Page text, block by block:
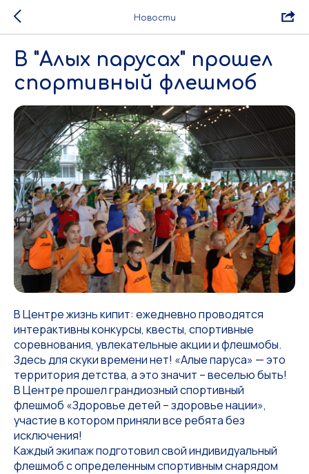
Новости
В "Алых парусах" прошел
спортивный флешмоб
В Центре жизнь кипит: ежедневно проводятся
интерактивны конкурсы, квесты, спортивные
соревнования, увлекательные акции и флешмобы.
Здесь для скуки времени нет! «Алые паруса» — это
территория детства, а это значит – веселью быть!
В Центре прошел грандиозный спортивный
флешмоб «Здоровье детей – здоровье нации»,
участие в котором приняли все ребята без
исключения!
Каждый экипаж подготовил свой индивидуальный
флешмоб с определенным спортивным снарядом